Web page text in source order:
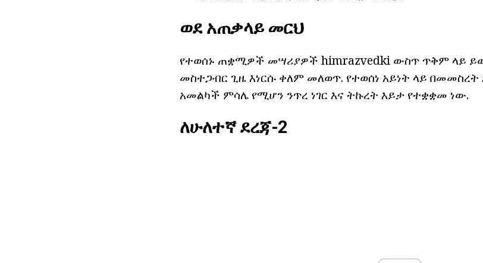
ወደ አጠቃላይ መርህ
የተወሰኑ ጠቋሚዎች መሣሪያዎች himrazvedki ውስጥ ጥቅም ላይ
መስተጋብር ጊዜ እነርሱ ቀለም መለወጥ. የተወሰነ አይነት ላይ
አመልካች ምሳሌ የሚሆን ንጥረ ነገር እና ትኩረት እይታ የተቋቋመ ነው.
ለሁለተኛ ደረጃ-2